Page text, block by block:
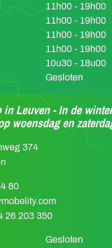
11h00 - 19h00
11h00 - 19h00
11h00 - 19h00
11h00 - 19h00
10u30 - 18u00
Gesloten
in Leuven - In de
woensdag en
374
80
26 203 350
Gesloten